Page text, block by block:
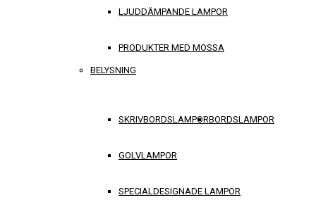
LJUDDÄMPANDE LAMPOR
PRODUKTER MED MOSSA
BELYSNING
SKRIVBORDSLAMPORBORDSLAMPOR
GOLVLAMPOR
SPECIALDESIGNADE LAMPOR